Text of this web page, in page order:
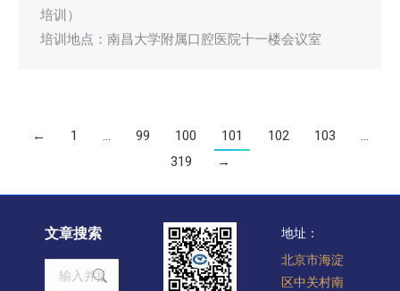
培训）
培训地点：南昌大学附属口腔医院十一楼会议室
← 1 … 99 100 101 102 103
…
319
→
文章搜索
Search:
地址：
北京市海淀
区中关村南